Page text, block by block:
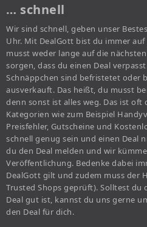
… schnell
Wir sind schnell, geben unser
Uhr. Mit DealGott bist du immer
musst weder lange auf die
sorgen, dass du einen Deal
Schnäppchen sind befristetet oder
ausverkauft. Das heißt, du musst
denn sonst ist alles weg. Das ist oft
Kategorien wie zum Beispiel
Preisfehler, Gutscheine und
schnell genug sein und einen Deal
du den Deal melden und wir
Veröffentlichung. Bedenke dabei
DealGott gilt und zudem muss der
Trusted Shops geprüft). Solltest du
Deal gut ist, kannst du uns gerne
den Deal für dich.